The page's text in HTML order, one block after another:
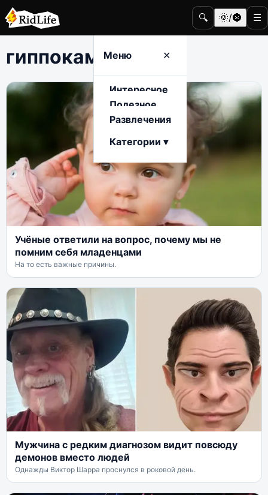
🔍 🌞/🌚 ☰
Меню ✕
Интересное
Полезное
Развлечения
Категории ▾
гиппокамп
Учёные ответили на вопрос, почему мы не
помним себя младенцами
На то есть важные причины.
Мужчина с редким диагнозом видит повсюду
демонов вместо людей
Однажды Виктор Шарра проснулся в роковой день.